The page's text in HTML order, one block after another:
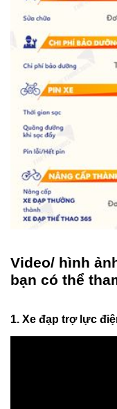
Video/ hình
bạn có thể
1. Xe đạp trợ lực